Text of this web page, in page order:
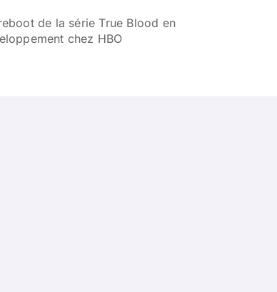
de la série True Blood en
chez HBO